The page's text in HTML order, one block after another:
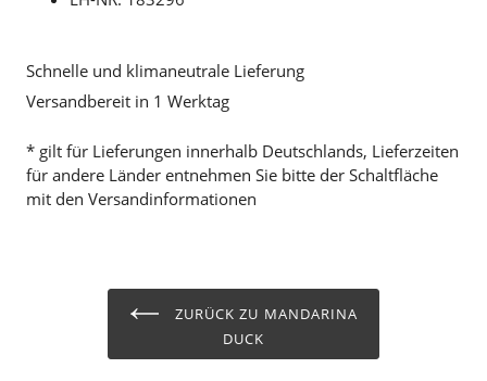
Schnelle und klimaneutrale Lieferung
Versandbereit in 1 Werktag
* gilt für Lieferungen innerhalb Deutschlands, Lieferzeiten
für andere Länder entnehmen Sie bitte der Schaltfläche
mit den Versandinformationen
ZURÜCK ZU MANDARINA
DUCK